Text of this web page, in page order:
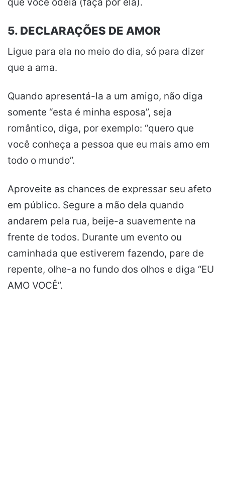
5. DECLARAÇÕES DE AMOR
Ligue para ela no meio do dia, só para dizer
que a ama.
Quando apresentá-la a um amigo, não diga
somente “esta é minha esposa”, seja
romântico, diga, por exemplo: “quero que
você conheça a pessoa que eu mais amo em
todo o mundo”.
Aproveite as chances de expressar seu afeto
em público. Segure a mão dela quando
andarem pela rua, beije-a suavemente na
frente de todos. Durante um evento ou
caminhada que estiverem fazendo, pare de
repente, olhe-a no fundo dos olhos e diga “EU
AMO VOCÊ”.